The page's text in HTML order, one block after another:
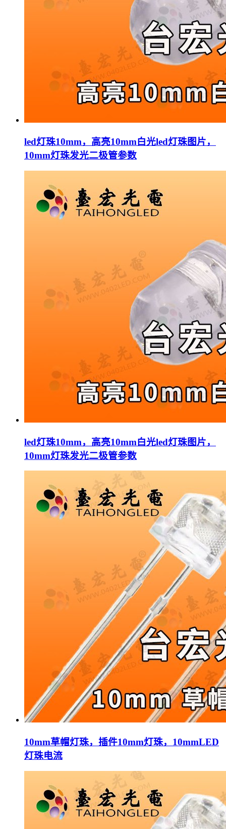
led灯珠10mm，高亮10mm白光led灯珠图片，
10mm灯珠发光二极管参数
led灯珠10mm，高亮10mm白光led灯珠图片，
10mm灯珠发光二极管参数
10mm草帽灯珠，插件10mm灯珠，10mmLED
灯珠电流